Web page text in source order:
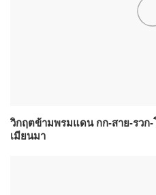
วิกฤตข้ามพรมแดน กก-สาย-รวก-
เมียนมา